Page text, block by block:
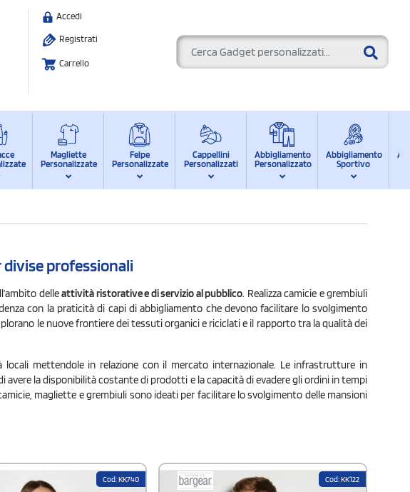
Accedi
Registrati
Carrello
Magliette
Personalizzate
Felpe
Personalizzate
Cappellini
Personalizzati
Abbigliamento
Personalizzato
Abbigliamento
Sportivo
professionali
delleattività ristorative e di servizio al pubblico. Realizza camicie e grembiuli
con la praticità di capi di abbigliamento che devono facilitare lo svolgimento
le nuove frontiere dei tessuti organici e riciclati e il rapporto tra la qualità dei
locali mettendole in relazione con il mercato internazionale. Le infrastrutture in
la disponibilità costante di prodotti e la capacità di evadere gli ordini in tempi
magliette e grembiuli sono ideati per facilitare lo svolgimento delle mansioni
Cod: KK740 Cod: KK122